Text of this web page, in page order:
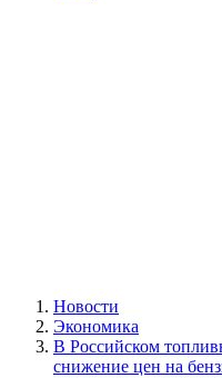
Новости
Экономика
В Российском
снижение цен на